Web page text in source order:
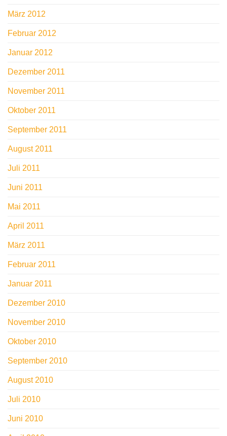
März 2012
Februar 2012
Januar 2012
Dezember 2011
November 2011
Oktober 2011
September 2011
August 2011
Juli 2011
Juni 2011
Mai 2011
April 2011
März 2011
Februar 2011
Januar 2011
Dezember 2010
November 2010
Oktober 2010
September 2010
August 2010
Juli 2010
Juni 2010